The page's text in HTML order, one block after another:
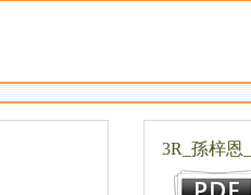
3R_孫梓恩